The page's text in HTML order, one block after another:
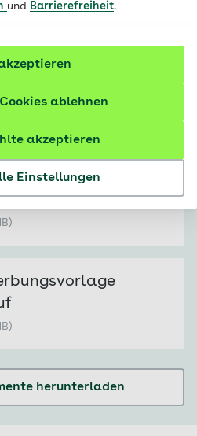
und Barrierefreiheit.
Einstellungen
akzeptieren
ablehnen
AOK
herunterladen